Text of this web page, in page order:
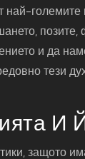
и да
тези
И
защото